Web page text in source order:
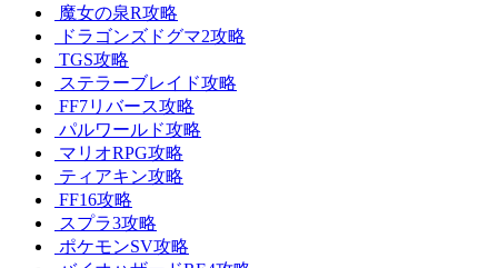
魔女の泉R攻略
ドラゴンズドグマ2攻略
TGS攻略
ステラーブレイド攻略
FF7リバース攻略
パルワールド攻略
マリオRPG攻略
ティアキン攻略
FF16攻略
スプラ3攻略
ポケモンSV攻略